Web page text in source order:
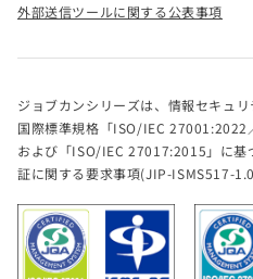
外部送信ツールに関する公表事項
ジョブカンシリーズは、情報セキュ
国際標準規格「ISO/IEC
および「ISO/IEC 27017:2015」に基
証に関する要求事項(JIP-ISMS517-